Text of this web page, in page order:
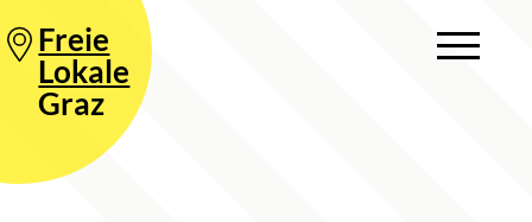
Freie
Lokale
Graz